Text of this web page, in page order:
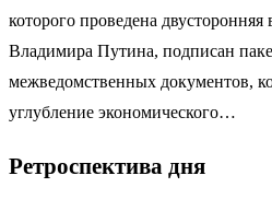
которого проведена
Владимира Путина, подписан
межведомственных документов,
углубление экономического…
Ретроспектива дня